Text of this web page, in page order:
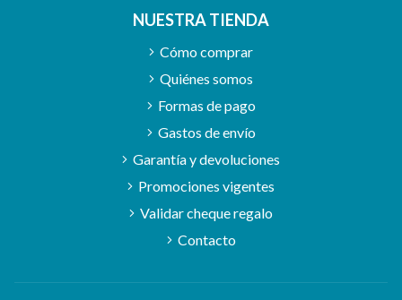
NUESTRA TIENDA
Cómo comprar
Quiénes somos
Formas de pago
Gastos de envío
Garantía y devoluciones
Promociones vigentes
Validar cheque regalo
Contacto